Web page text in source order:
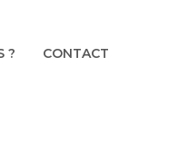
? CONTACT